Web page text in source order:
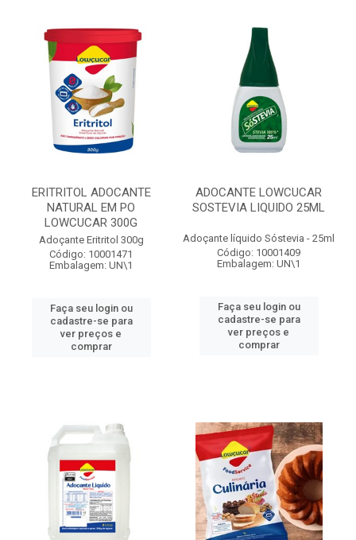
ERITRITOL ADOCANTE
NATURAL EM PO
LOWCUCAR 300G
Adoçante Eritritol 300g
Código: 10001471
Embalagem: UN\1
Faça seu login ou
cadastre-se para
ver preços e
comprar
ADOCANTE LOWCUCAR
SOSTEVIA LIQUIDO 25ML
Adoçante líquido Sóstevia - 25ml
Código: 10001409
Embalagem: UN\1
Faça seu login ou
cadastre-se para
ver preços e
comprar